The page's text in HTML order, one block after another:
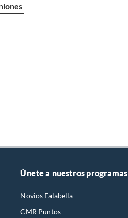
Únete a nuestros programas
Novios Falabella
CMR Puntos